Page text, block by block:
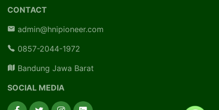
CONTACT
admin@hnipioneer.com
0857-2044-1972
Bandung Jawa Barat
SOCIAL MEDIA